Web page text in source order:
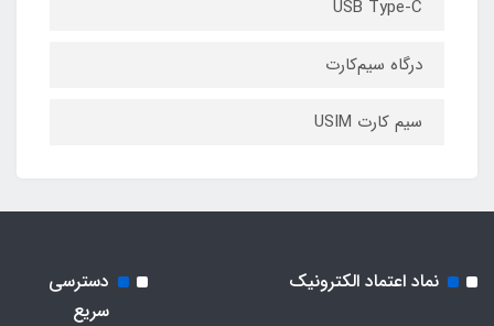
USB Type-C
درگاه سیم‌کارت
سیم کارت USIM
نماد اعتماد الکترونیک
دسترسی
سریع